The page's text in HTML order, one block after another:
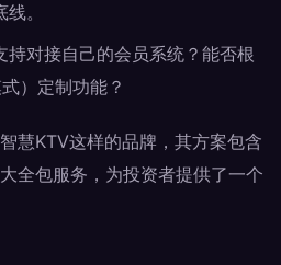
。
持对接自己的会员系统？能否根
）定制功能？
慧KTV这样的品牌，其方案包含
全包服务，为投资者提供了一个